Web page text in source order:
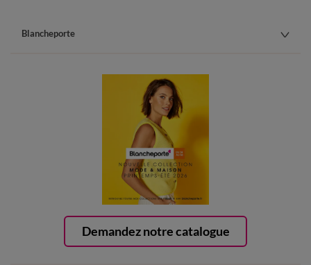
Demandez notre catalogue
Blancheporte